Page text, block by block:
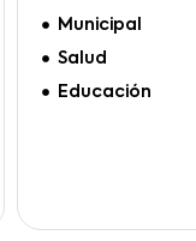
Municipal
Salud
Educación